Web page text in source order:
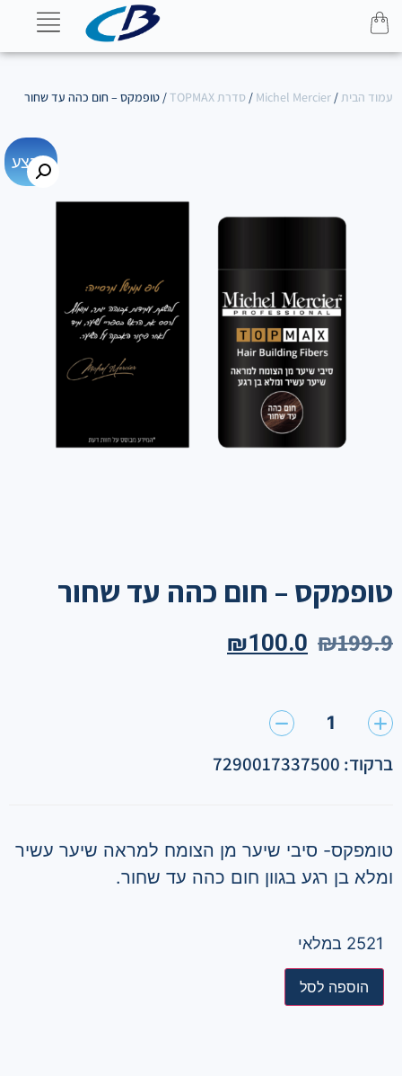
עמוד הבית/
Michel Mercier
/ סדרת TOPMAX / טופמקס – חום כהה עד שחור
מבצע
טופמקס – חום כהה עד שחור
₪199.9
₪100.0
1
ברקוד: 7290017337500
טומפקס- סיבי שיער מן הצומח למראה שיער עשיר
ומלא בן רגע בגוון חום כהה עד שחור.
2521 במלאי
הוספה לסל